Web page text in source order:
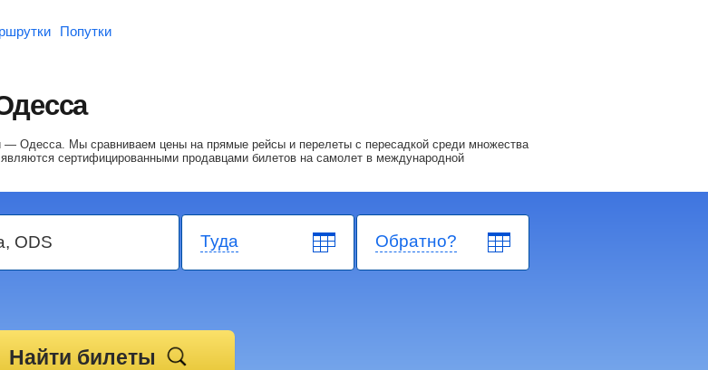
Попутки
— Одесса. Мы сравниваем цены на прямые рейсы и перелеты с пересадкой среди множества
сертифицированными продавцами билетов на самолет в международной
Туда Обратно?
Найти билеты